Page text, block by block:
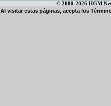
© 2000-2026 HGM
Al visitar estas páginas, acepta los